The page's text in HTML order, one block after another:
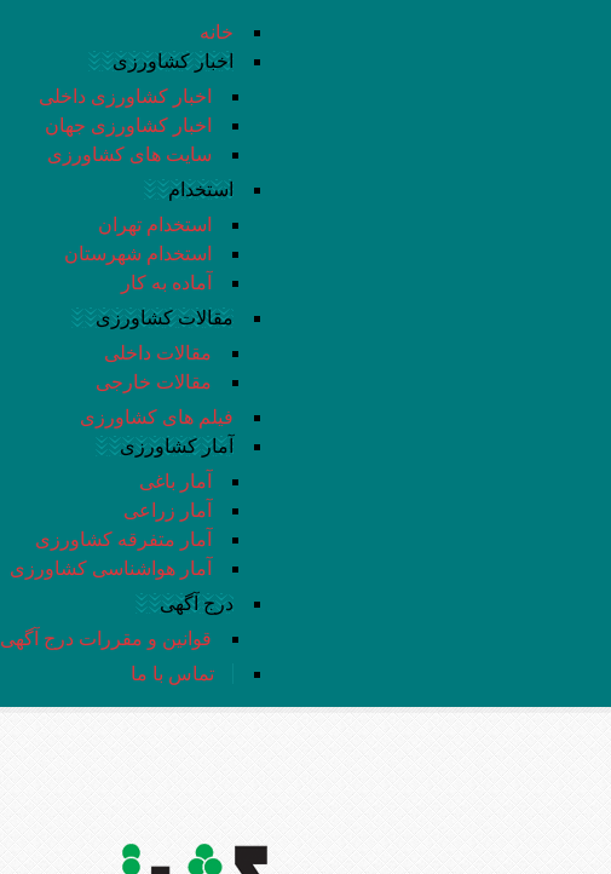
خانه
اخبار کشاورزی
اخبار کشاورزی داخلی
اخبار کشاورزی جهان
سایت های کشاورزی
استخدام
استخدام تهران
استخدام شهرستان
آماده به کار
مقالات کشاورزی
مقالات داخلی
مقالات خارجی
فیلم های کشاورزی
آمار کشاورزی
آمار باغی
آمار زراعی
آمار متفرقه کشاورزی
آمار هواشناسی کشاورزی
درج آگهی
قوانین و مقررات درج آگهی
تماس با ما